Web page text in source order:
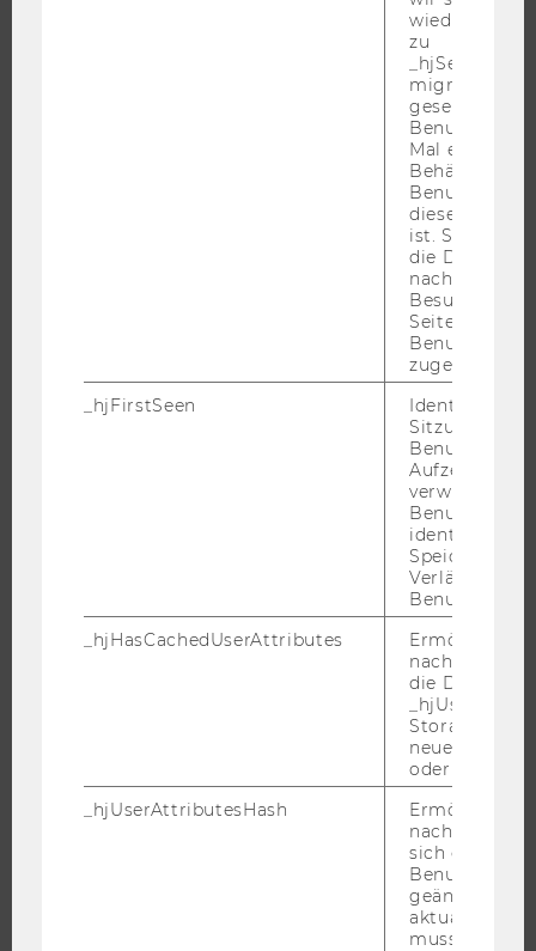
INTERNATIONALE UND INCOMING EXCHANGE STUDIERENDE
ANGEBOTE FÜR SCHULEN UND STUDIENINTERESSIERTE
FORSCHENDE
zu
migrieren.
gesetzt,
Benutzer
Mal eine
Behält die
Benutzer-ID
diese Seite
ist. Stellt
die Daten von
Besuchen
Seite
Benutzer-ID
zugeordnet
_hjFirstSeen
Identifiziert
Sitzung eines
Benutzers.
verwendet,
identifizieren.
Verlängert
_hjHasCachedUserAttributes
Ermöglicht
die Daten in
Storage auf
neuesten
oder nicht.
_hjUserAttributesHash
Ermöglicht
sich ein
geändert hat
aktualisiert
muss.